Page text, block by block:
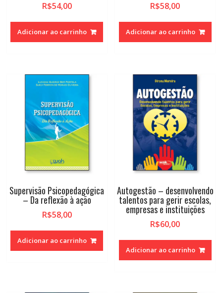
R$54,00
Adicionar ao carrinho
R$58,00
Adicionar ao carrinho
Supervisão Psicopedagógica
– Da reflexão à ação
R$58,00
Adicionar ao carrinho
Autogestão – desenvolvendo
talentos para gerir escolas,
empresas e instituições
R$60,00
Adicionar ao carrinho